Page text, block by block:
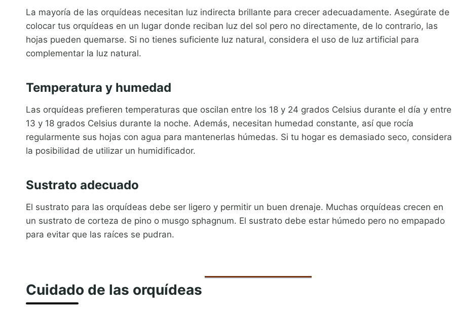
La mayoría de las orquídeas necesitan luz indirecta brillante para crecer adecuadamente. Asegúrate de
colocar tus orquídeas en un lugar donde reciban luz del sol pero no directamente, de lo contrario, las
hojas pueden quemarse. Si no tienes suficiente luz natural, considera el uso de luz artificial para
complementar la luz natural.
Temperatura y humedad
Las orquídeas prefieren temperaturas que oscilan entre los 18 y 24 grados Celsius durante el día y entre
13 y 18 grados Celsius durante la noche. Además, necesitan humedad constante, así que rocía
regularmente sus hojas con agua para mantenerlas húmedas. Si tu hogar es demasiado seco, considera
la posibilidad de utilizar un humidificador.
Sustrato adecuado
El sustrato para las orquídeas debe ser ligero y permitir un buen drenaje. Muchas orquídeas crecen en
un sustrato de corteza de pino o musgo sphagnum. El sustrato debe estar húmedo pero no empapado
para evitar que las raíces se pudran.
Cuidado de las orquídeas